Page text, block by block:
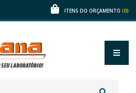
ITENS DO ORÇAMENTO (0)